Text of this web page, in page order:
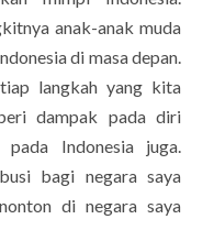
anak-anak muda
di masa depan.
langkah yang kita
dampak pada diri
pada Indonesia juga.
bagi negara saya
di negara saya